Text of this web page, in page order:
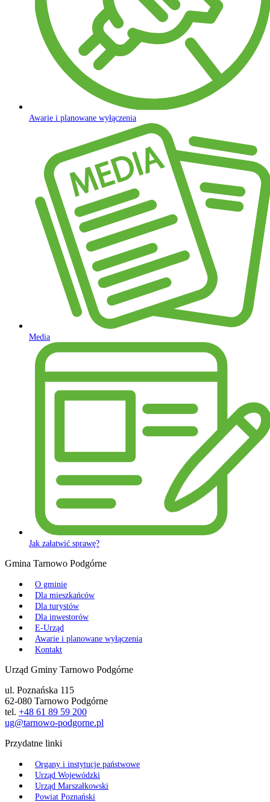
Awarie i planowane wyłączenia
Media
Jak załatwić sprawę?
Gmina Tarnowo Podgórne
O gminie
Dla mieszkańców
Dla turystów
Dla inwestorów
E-Urząd
Awarie i planowane wyłączenia
Kontakt
Urząd Gminy Tarnowo Podgórne
ul. Poznańska 115
62-080 Tarnowo Podgórne
tel. +48 61 89 59 200
ug@tarnowo-podgorne.pl
Przydatne linki
Organy i instytucje państwowe
Urząd Wojewódzki
Urząd Marszałkowski
Powiat Poznański